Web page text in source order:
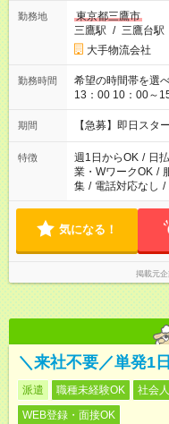
勤務地
東京都三鷹市
三鷹駅 / 三鷹台駅
大手物流会社
勤務時間
希望の時間帯を選
13：00 10：00～
シフト例：8時間
22：00～翌6：00
期間 【急募】即日スタ
特徴 週1日からOK / 日
業・WワークOK /
集 / 電話対応なし /
気になる！
掲載元企
＼来社不要／単発1
派遣 職種未経験OK 社会
WEB登録・面接OK